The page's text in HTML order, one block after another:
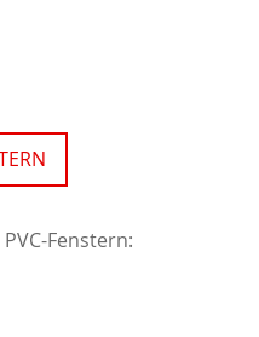
Fenstern: